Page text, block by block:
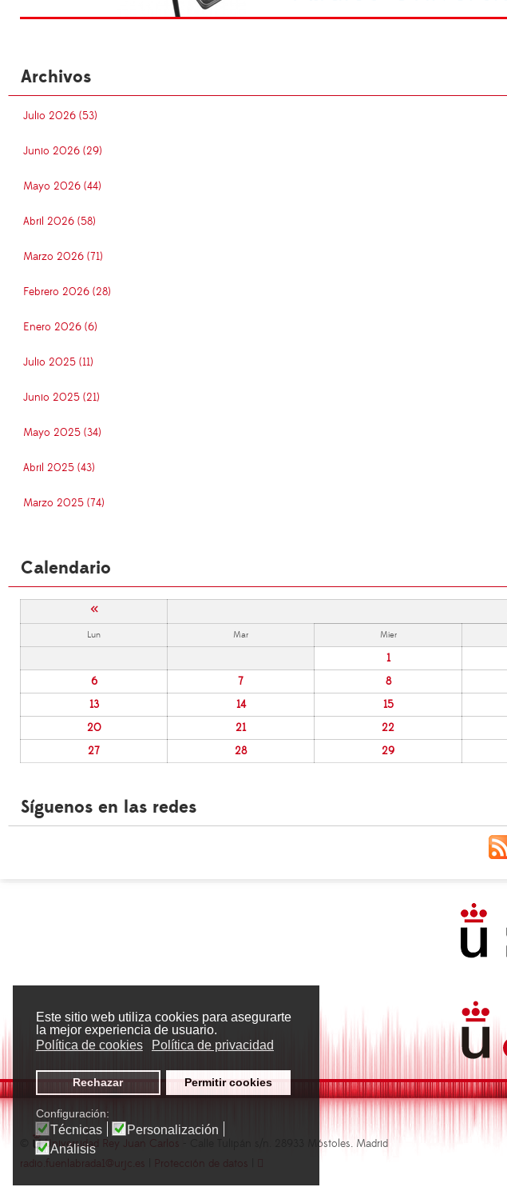
Este sitio web utiliza cookies para asegurarte
la mejor experiencia de usuario.
Política de cookies
Política de privacidad
Rechazar Permitir cookies
Configuración:
Técnicas
Personalización
Análisis
Archivos
Julio 2026 (53)
Junio 2026 (29)
Mayo 2026 (44)
Abril 2026 (58)
Marzo 2026 (71)
Febrero 2026 (28)
Enero 2026 (6)
Julio 2025 (11)
Junio 2025 (21)
Mayo 2025 (34)
Abril 2025 (43)
Marzo 2025 (74)
Calendario
«
Lun Mar Mier
1
6
7 8
13
14 15
20
21 22
27
28 29
Síguenos en las redes
Universidad Rey Juan Carlos
- Calle Tulipán s/n. 28933 Móstoles. Madrid
radio.fuenlabrada1@urjc.es
Protección de datos